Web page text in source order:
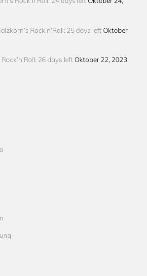
Rock’n’Roll: 25 days left Oktober
26 days left Oktober 22, 2023